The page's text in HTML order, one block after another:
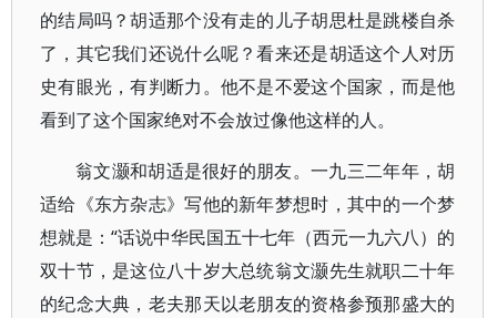
的结局吗？胡适那个没有走的儿子胡思杜是跳楼自杀
了，其它我们还说什么呢？看来还是胡适这个人对历
史有眼光，有判断力。他不是不爱这个国家，而是他
看到了这个国家绝对不会放过像他这样的人。
翁文灏和胡适是很好的朋友。一九三二年年，胡
适给《东方杂志》写他的新年梦想时，其中的一个梦
想就是：“话说中华民国五十七年（西元一九六八）的
双十节，是这位八十岁大总统翁文灏先生就职二十年
的纪念大典，老夫那天以老朋友的资格参预那盛大的